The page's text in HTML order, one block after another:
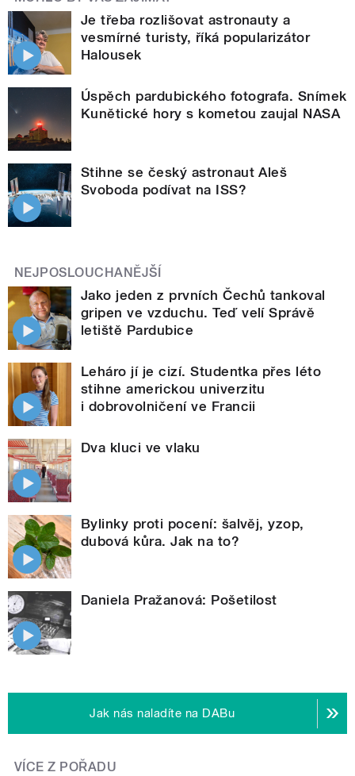
Je třeba rozlišovat astronauty a
vesmírné turisty, říká popularizátor
Halousek
Úspěch pardubického fotografa. Snímek
Kunětické hory s kometou zaujal NASA
Stihne se český astronaut Aleš
Svoboda podívat na ISS?
NEJPOSLOUCHANĚJŠÍ
Jako jeden z prvních Čechů tankoval
gripen ve vzduchu. Teď velí Správě
letiště Pardubice
Leháro jí je cizí. Studentka přes léto
stihne americkou univerzitu
i dobrovolničení ve Francii
Dva kluci ve vlaku
Bylinky proti pocení: šalvěj, yzop,
dubová kůra. Jak na to?
Daniela Pražanová: Pošetilost
Jak nás naladíte na DABu
VÍCE Z POŘADU